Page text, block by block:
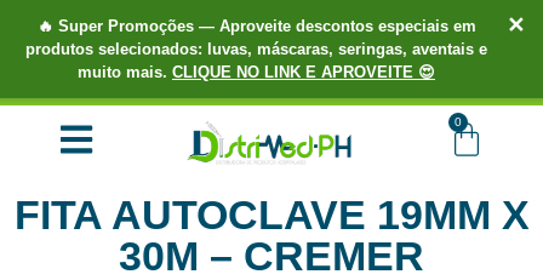
🔥 Super Promoções— Aproveite descontos especiais em
produtos selecionados: luvas, máscaras, seringas, aventais e
muito mais. CLIQUE NO LINK E APROVEITE 😍
✕
TUDO EM ATÉ 3X SEM JUROS.
0
FITA AUTOCLAVE 19MM X
30M – CREMER